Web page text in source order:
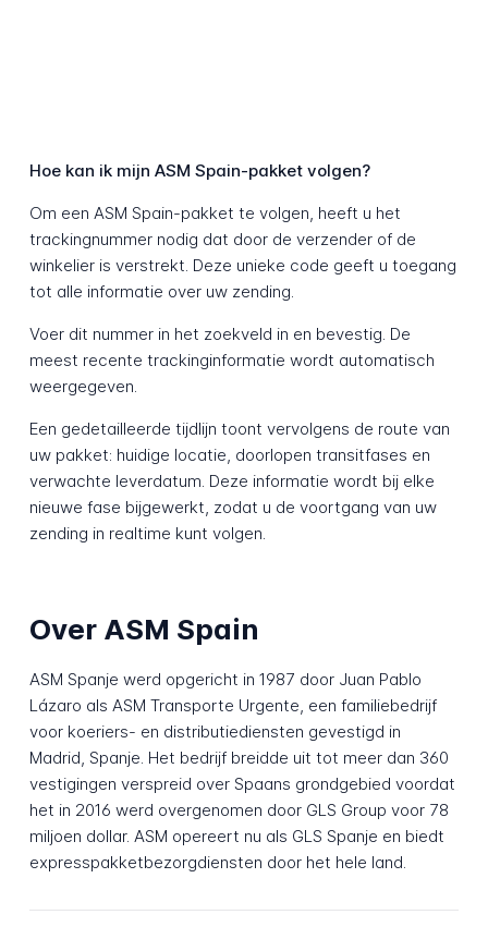
Hoe kan ik mijn ASM Spain-pakket volgen?
Om een ASM Spain-pakket te volgen, heeft u het
trackingnummer nodig dat door de verzender of de
winkelier is verstrekt. Deze unieke code geeft u toegang
tot alle informatie over uw zending.
Voer dit nummer in het zoekveld in en bevestig. De
meest recente trackinginformatie wordt automatisch
weergegeven.
Een gedetailleerde tijdlijn toont vervolgens de route van
uw pakket: huidige locatie, doorlopen transitfases en
verwachte leverdatum. Deze informatie wordt bij elke
nieuwe fase bijgewerkt, zodat u de voortgang van uw
zending in realtime kunt volgen.
Over ASM Spain
ASM Spanje werd opgericht in 1987 door Juan Pablo
Lázaro als ASM Transporte Urgente, een familiebedrijf
voor koeriers- en distributiediensten gevestigd in
Madrid, Spanje. Het bedrijf breidde uit tot meer dan 360
vestigingen verspreid over Spaans grondgebied voordat
het in 2016 werd overgenomen door GLS Group voor 78
miljoen dollar. ASM opereert nu als GLS Spanje en biedt
expresspakketbezorgdiensten door het hele land.